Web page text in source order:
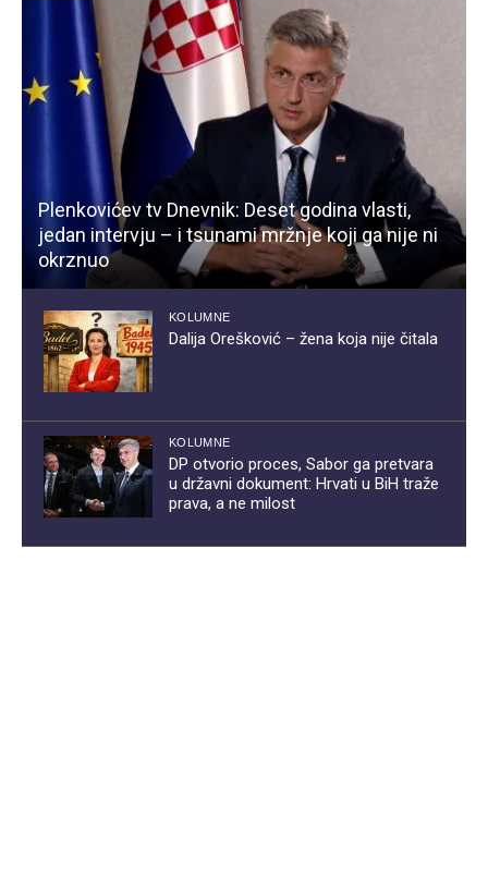
Plenkovićev tv Dnevnik: Deset godina vlasti,
jedan intervju – i tsunami mržnje koji ga nije ni
okrznuo
KOLUMNE
Dalija Orešković – žena koja nije čitala
KOLUMNE
DP otvorio proces, Sabor ga pretvara
u državni dokument: Hrvati u BiH traže
prava, a ne milost